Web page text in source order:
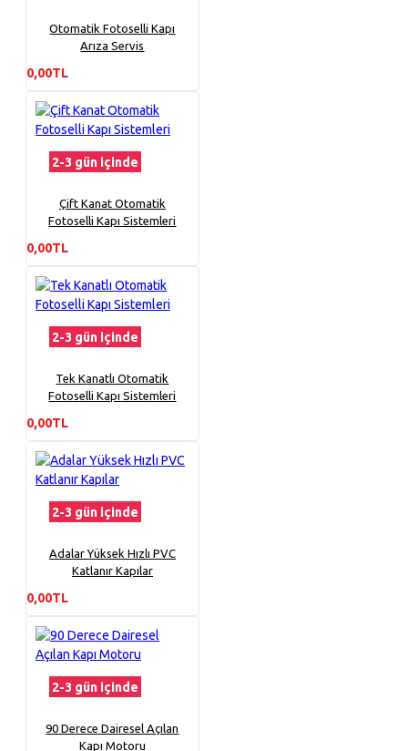
Otomatik Fotoselli Kapı
Arıza Servis
0,00TL
2-3 gün içinde
Çift Kanat Otomatik
Fotoselli Kapı Sistemleri
0,00TL
2-3 gün içinde
Tek Kanatlı Otomatik
Fotoselli Kapı Sistemleri
0,00TL
2-3 gün içinde
Adalar Yüksek Hızlı PVC
Katlanır Kapılar
0,00TL
2-3 gün içinde
90 Derece Dairesel Açılan
Kapı Motoru